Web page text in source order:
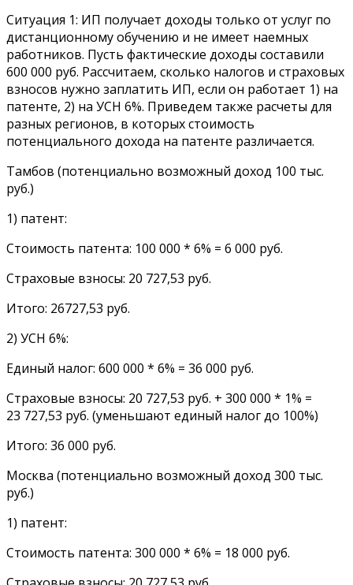
Ситуация 1: ИП получает доходы только от услуг по
дистанционному обучению и не имеет наемных
работников. Пусть фактические доходы составили
600 000 руб. Рассчитаем, сколько налогов и страховых
взносов нужно заплатить ИП, если он работает 1) на
патенте, 2) на УСН 6%. Приведем также расчеты для
разных регионов, в которых стоимость
потенциального дохода на патенте различается.
Тамбов (потенциально возможный доход 100 тыс.
руб.)
1) патент:
Стоимость патента: 100 000 * 6% = 6 000 руб.
Страховые взносы: 20 727,53 руб.
Итого: 26727,53 руб.
2) УСН 6%:
Единый налог: 600 000 * 6% = 36 000 руб.
Страховые взносы: 20 727,53 руб. + 300 000 * 1% =
23 727,53 руб. (уменьшают единый налог до 100%)
Итого: 36 000 руб.
Москва (потенциально возможный доход 300 тыс.
руб.)
1) патент:
Стоимость патента: 300 000 * 6% = 18 000 руб.